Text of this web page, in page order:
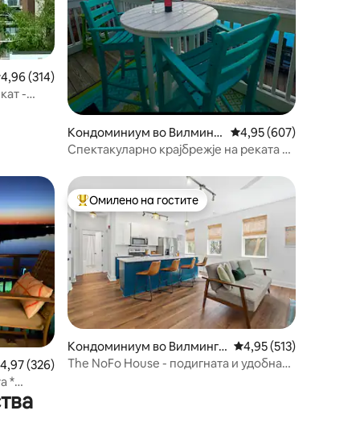
оцена: 4,96 од 5, 314 рецензии
4,96 (314)
-
Кондоминиум во Вилмингт
он
Просечна оцена: 4,95
4,95 (607)
Спектакуларно крајбрежје на реката со
200 см)!
гостите“
оцена: 4,97 од 5, 326 рецензии
4,97 (326)
*
w/
Меѓу најуспешните „Омилени на гостите“
Омилено на гостите
Кондоминиум во Вилмингт
он
Просечна оцена:
4,95 (513)
The NoFo House - подигната и удобна